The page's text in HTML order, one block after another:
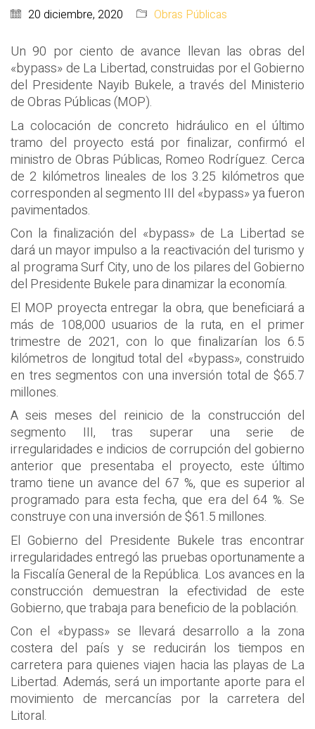
20 diciembre, 2020 Obras Públicas
Un 90 por ciento de avance llevan las obras del
«bypass» de La Libertad, construidas por el Gobierno
del Presidente Nayib Bukele, a través del Ministerio
de Obras Públicas (MOP).
La colocación de concreto hidráulico en el último
tramo del proyecto está por finalizar, confirmó el
ministro de Obras Públicas, Romeo Rodríguez. Cerca
de 2 kilómetros lineales de los 3.25 kilómetros que
corresponden al segmento III del «bypass» ya fueron
pavimentados.
Con la finalización del «bypass» de La Libertad se
dará un mayor impulso a la reactivación del turismo y
al programa Surf City, uno de los pilares del Gobierno
del Presidente Bukele para dinamizar la economía.
El MOP proyecta entregar la obra, que beneficiará a
más de 108,000 usuarios de la ruta, en el primer
trimestre de 2021, con lo que finalizarían los 6.5
kilómetros de longitud total del «bypass», construido
en tres segmentos con una inversión total de $65.7
millones.
A seis meses del reinicio de la construcción del
segmento III, tras superar una serie de
irregularidades e indicios de corrupción del gobierno
anterior que presentaba el proyecto, este último
tramo tiene un avance del 67 %, que es superior al
programado para esta fecha, que era del 64 %. Se
construye con una inversión de $61.5 millones.
El Gobierno del Presidente Bukele tras encontrar
irregularidades entregó las pruebas oportunamente a
la Fiscalía General de la República. Los avances en la
construcción demuestran la efectividad de este
Gobierno, que trabaja para beneficio de la población.
Con el «bypass» se llevará desarrollo a la zona
costera del país y se reducirán los tiempos en
carretera para quienes viajen hacia las playas de La
Libertad. Además, será un importante aporte para el
movimiento de mercancías por la carretera del
Litoral.